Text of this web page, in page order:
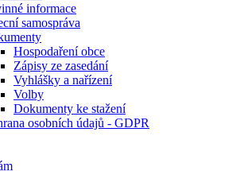
informace
samospráva
Hospodaření obce
Zápisy ze zasedání
Vyhlášky a nařízení
Volby
Dokumenty ke stažení
osobních údajů - GDPR